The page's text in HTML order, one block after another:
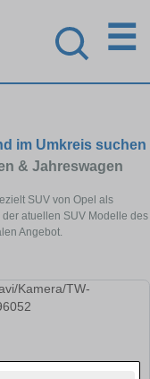
☰
im Umkreis suchen
& Jahreswagen
SUV von Opel als
atuellen SUV Modelle des
Angebot.